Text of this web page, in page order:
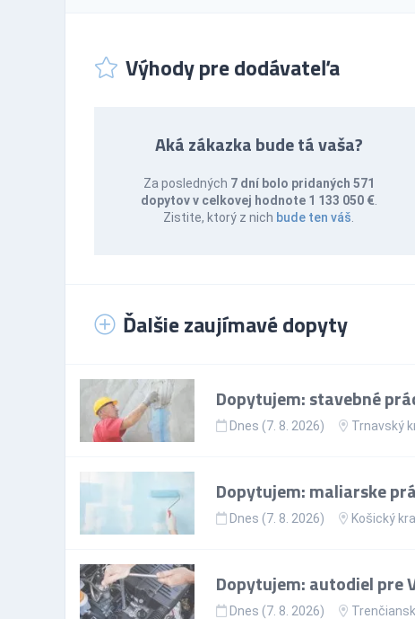
Výhody pre dodávateľa
Aká zákazka bude tá vaša?
Za posledných 7 dní bolo pridaných 571
dopytov v celkovej hodnote 1 133 050 €.
Zistite, ktorý z nich bude ten váš
Ďalšie zaujímavé dopyty
Dopytujem: stavebné
Dnes (7. 8. 2026) Trnavský
Dopytujem: maliarske
Dnes (7. 8. 2026) Košický
Dopytujem: autodiel pre
Dnes (7. 8. 2026)